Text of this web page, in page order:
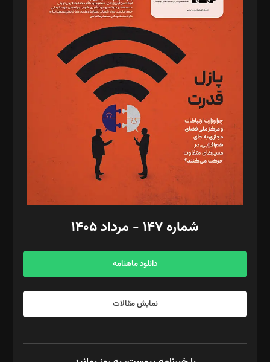
د‌بیر حقوق فناوری: حسام‌الدین ایپکچی
د‌بیر پیوست جهان: مینا پاکدل
د‌بیر تحریریه آنلاین: بابک نقاش
تحریریه‌: مجتبی محمود‌ی، آرش برهمند، یسنا امان‌پور، سروش کرمیان،
مصطفی مسجدی آرانی، ابوالفضل رجبی، زهرا فکرانه، فائزه فتحی
رستمی،مصطفی باستان
ویرایش: نگار استاد‌‌آقا
طراح یونیفرم: مجید توکلی
فیلمبرداری و عکاسی: امیر شفیعی، مانی لطفی زاده
گرافیک و صفحه‌آرایی: سید‌سبحان‌علی ثابت
مد‌یر توسعه تجاری: کامبیز برید‌
امور مالی: شاپور رهبری، محمد‌ کاظمی‌نیا
آگهی و مشترکین: ۰۹۱۹۹۹۹۰۴۵۴
شماره ۱۴۷ - مرداد ۱۴۰۵
دانلود ماهنامه
نمایش مقالات